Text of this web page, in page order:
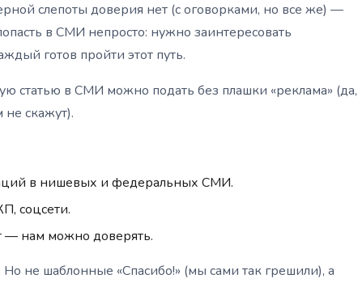
слепоты доверия нет (с оговорками, но все же) —
в СМИ непросто: нужно заинтересовать
готов пройти этот путь.
статью в СМИ можно подать без плашки «реклама» (да,
скажут).
в нишевых и федеральных СМИ.
соцсети.
— нам можно доверять.
не шаблонные «Спасибо!» (мы сами так грешили), а